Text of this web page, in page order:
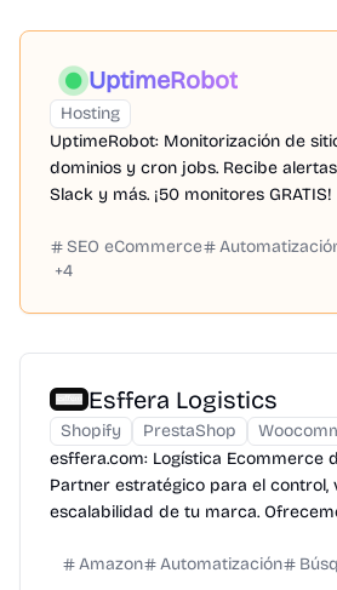
UptimeRobot
Hosting
UptimeRobot: Monitorización de
dominios y cron jobs. Recibe
Slack y más. ¡50 monitores GRATIS!
SEO eCommerce
+4
Esffera Logistics
Shopify PrestaShop
esffera.com: Logística Ecommerce
Partner estratégico para el control,
escalabilidad de tu marca.
Amazon Automatización